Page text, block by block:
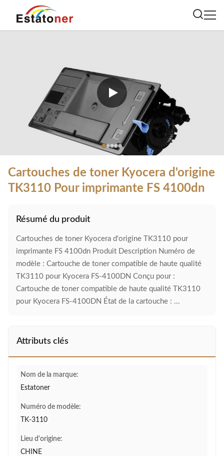
Cartouches de toner Kyocera d'origine
TK3110 Pour imprimante FS 4100dn
Résumé du produit
Cartouches de toner Kyocera d'origine TK3110 pour
imprimante FS 4100dn Produit Description Numéro de
modèle : Cartouche de toner compatible de haute qualité
TK3110 pour Kyocera FS-4100DN Conçu pour :
Cartouche de toner compatible de haute qualité TK3110
pour Kyocera FS-4100DN État de la cartouche : ...
Attributs clés
Nom de la marque:
Estatoner
Numéro de modèle:
TK-3110
Lieu d'origine:
CHINE